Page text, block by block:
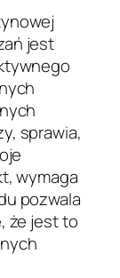
jest
sprawia,
wymaga
pozwala
że jest to